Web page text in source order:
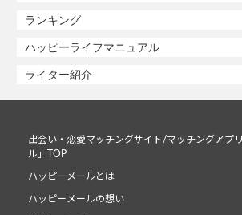
ランキング
ハッピーライフマニュアル
ライター紹介
出会い・恋愛マッチングサイト/マッチングアプ
ル」TOP
ハッピーメールとは
ハッピーメールの想い